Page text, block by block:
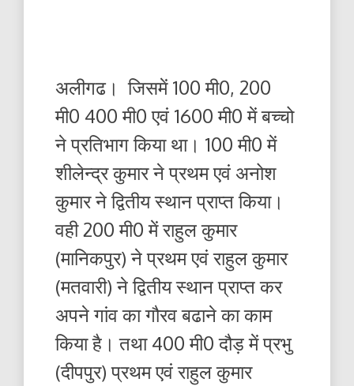
अलीगढ। जिसमें 100 मी0, 200
मी0 400 मी0 एवं 1600 मी0 में बच्चो
ने प्रतिभाग किया था। 100 मी0 में
शीलेन्द्र कुमार ने प्रथम एवं अनोश
कुमार ने द्वितीय स्थान प्राप्त किया।
वही 200 मी0 में राहुल कुमार
(मानिकपुर) ने प्रथम एवं राहुल कुमार
(मतवारी) ने द्वितीय स्थान प्राप्त कर
अपने गांव का गौरव बढाने का काम
किया है। तथा 400 मी0 दौड़ में प्रभु
(दीपपुर) प्रथम एवं राहुल कुमार